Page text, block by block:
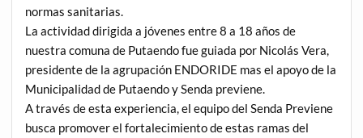
normas sanitarias.
La actividad dirigida a jóvenes entre 8 a 18 años de
nuestra comuna de Putaendo fue guiada por Nicolás Vera,
presidente de la agrupación ENDORIDE mas el apoyo de la
Municipalidad de Putaendo y Senda previene.
A través de esta experiencia, el equipo del Senda Previene
busca promover el fortalecimiento de estas ramas del